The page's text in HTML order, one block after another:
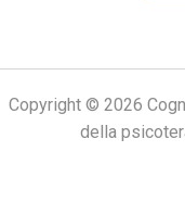
Copyright © 2026
della